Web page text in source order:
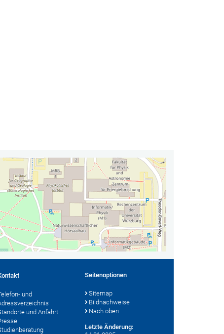
und
und Anfahrt
Seitenoptionen
Sitemap
Bildnachweise
Nach oben
Letzte Änderung: